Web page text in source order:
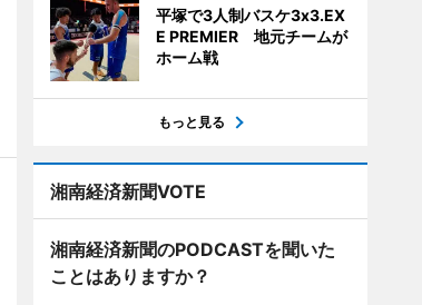
平塚で3人制バスケ3x3.EX
E PREMIER 地元チームが
ホーム戦
もっと見る
湘南経済新聞VOTE
湘南経済新聞のPODCASTを聞いた
ことはありますか？